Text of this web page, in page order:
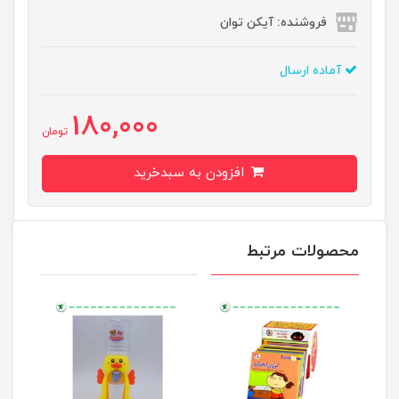
فروشنده: آیکن توان
آماده ارسال
180,000 تومان
محصولات مرتبط